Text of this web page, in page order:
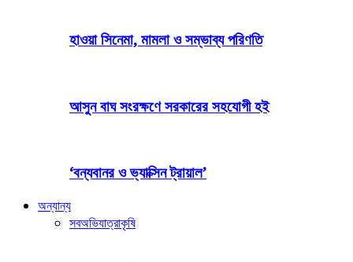
হাওয়া সিনেমা, মামলা ও সম্ভাব্য পরিণতি
আসুন বাঘ সংরক্ষণে সরকারের সহযোগী হই
‘বন্যবানর ও ভ্যাক্সিন ট্রায়াল’
অন্যান্য
সবঅভিযাত্রাকৃষি